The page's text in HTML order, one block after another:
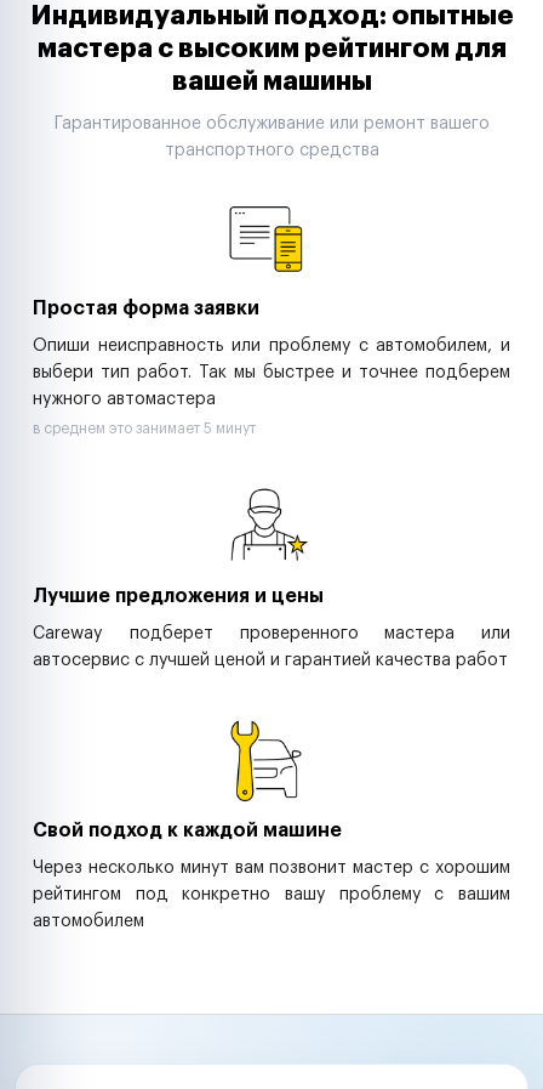
Таксопарки
Автодилеры
Строительные компании
Аренда спецтехники
Индивидуальный подход: опытные
мастера с высоким рейтингом для
вашей машины
Гарантированное обслуживание или ремонт вашего
транспортного средства
Простая форма заявки
Опиши неисправность или проблему с автомобилем, и
выбери тип работ. Так мы быстрее и точнее подберем
нужного автомастера
в среднем это занимает 5 минут
Лучшие предложения и цены
Careway подберет проверенного мастера или
автосервис с лучшей ценой и гарантией качества работ
Свой подход к каждой машине
Через несколько минут вам позвонит мастер с хорошим
рейтингом под конкретно вашу проблему с вашим
автомобилем